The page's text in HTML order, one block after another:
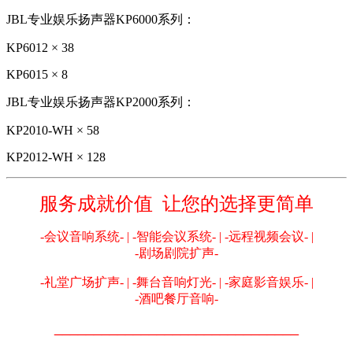
JBL专业娱乐扬声器KP6000系列：
KP6012 × 38
KP6015 × 8
JBL专业娱乐扬声器KP2000系列：
KP2010-WH × 58
KP2012-WH × 128
服务成就价值 让您的选择更简单
-会议音响系统- | -智能会议系统- | -远程视频会议- |
-剧场剧院扩声-
-礼堂广场扩声- | -舞台音响灯光- | -家庭影音娱乐- |
-酒吧餐厅音响-